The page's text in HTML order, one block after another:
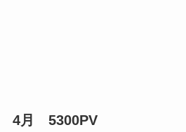
4月 5300PV